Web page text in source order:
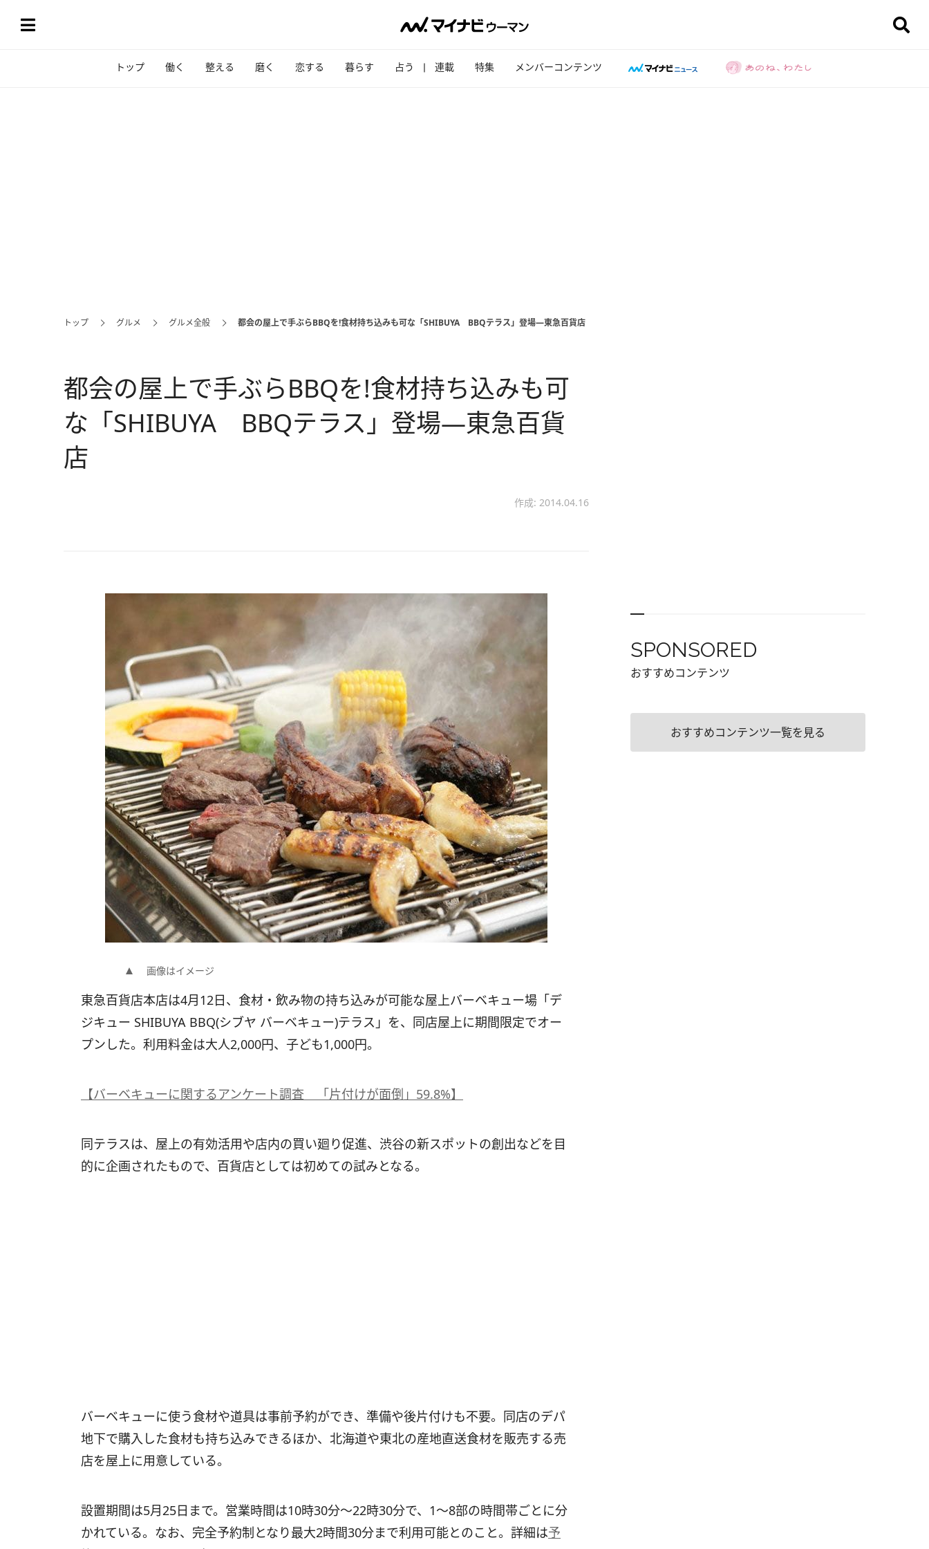
トップ 働く 整える 磨く 恋する 暮らす 占う 連載 特集 メンバーコンテンツ
トップ グルメ グルメ全般 都会の屋上で手ぶらBBQを!食材持ち込みも可な「SHIBUYA BBQテラス」登場―東急百貨店
都会の屋上で手ぶらBBQを!食材持ち込みも可
な「SHIBUYA BBQテラス」登場―東急百貨
店
作成: 2014.04.16
画像はイメージ
東急百貨店本店は4月12日、食材・飲み物の持ち込みが可能な屋上バーベキュー場「デ
ジキュー SHIBUYA BBQ(シブヤ バーベキュー)テラス」を、同店屋上に期間限定でオー
プンした。利用料金は大人2,000円、子ども1,000円。
【バーベキューに関するアンケート調査 「片付けが面倒」59.8%】
同テラスは、屋上の有効活用や店内の買い廻り促進、渋谷の新スポットの創出などを目
的に企画されたもので、百貨店としては初めての試みとなる。
バーベキューに使う食材や道具は事前予約ができ、準備や後片付けも不要。同店のデパ
地下で購入した食材も持ち込みできるほか、北海道や東北の産地直送食材を販売する売
店を屋上に用意している。
設置期間は5月25日まで。営業時間は10時30分～22時30分で、1～8部の時間帯ごとに分
かれている。なお、完全予約制となり最大2時間30分まで利用可能とのこと。詳細は予
SPONSORED
おすすめコンテンツ
おすすめコンテンツ一覧を見る